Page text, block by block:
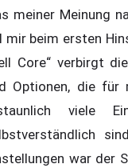
meiner Meinung
mir beim ersten
Core“ verbirgt
Optionen, die für
viele
war der